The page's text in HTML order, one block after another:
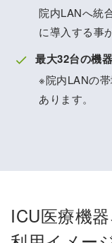
院内LANへ統
に導入する事
最大32台の機
※院内LANの
あります。
ICU医療機